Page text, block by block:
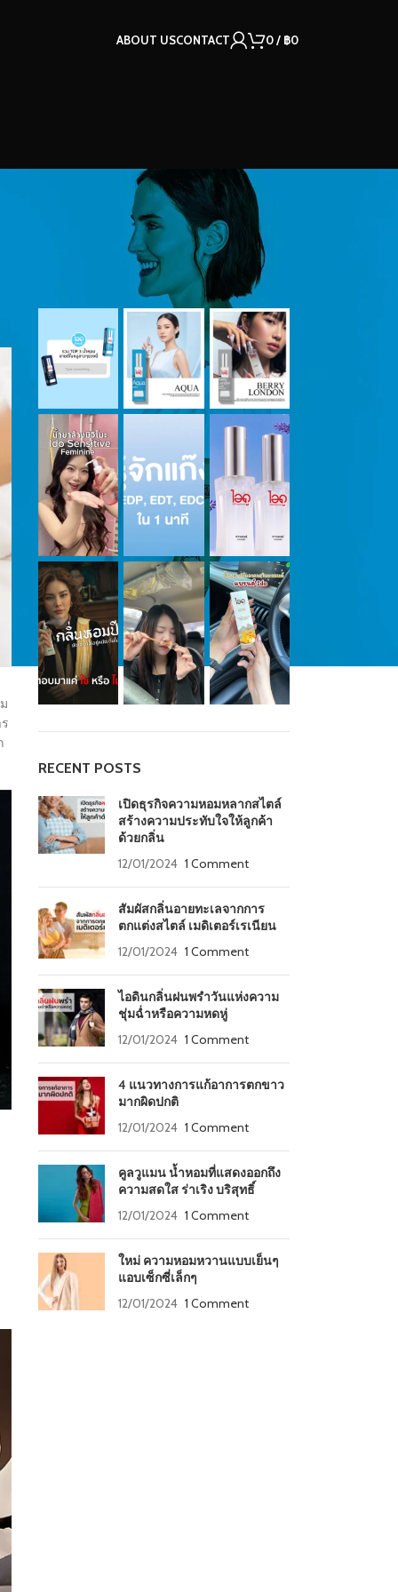
ABOUT USCONTACT 0/ ฿0
OUR INSTAGRAM
RECENT POSTS
เปิดธุรกิจความหอมหลากสไตล์
สร้างความประทับใจให้ลูกค้า
ด้วยกลิ่น
12/01/2024 1 Comment
สัมผัสกลิ่นอายทะเลจากการ
ตกแต่งสไตล์ เมดิเตอร์เรเนียน
12/01/2024 1 Comment
ไอดินกลิ่นฝนพรำวันแห่งความ
ชุ่มฉ่ำหรือความหดหู่
12/01/2024 1 Comment
4 แนวทางการแก้อาการตกขาว
มากผิดปกติ
12/01/2024 1 Comment
คูลวูแมน น้ำหอมที่แสดงออกถึง
ความสดใส ร่าเริง บริสุทธิ์
12/01/2024 1 Comment
ใหม่ ความหอมหวานแบบเย็นๆ
แอบเซ็กซี่เล็กๆ
12/01/2024 1 Comment